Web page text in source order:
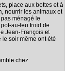
place aux bottes et à
nourrir les animaux et
ménagé le
au-feu froid de
Jean-François et
soir même ont été
chez